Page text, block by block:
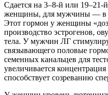
Сдается на 3–8-й или 19–21-й
женщины, для мужчины — в
Этот гормон у женщины
производство эстрогенов,
тела. У мужчин ЛГ
связывающего половые
семенных канальцев для
увеличивается
способствует созреванию